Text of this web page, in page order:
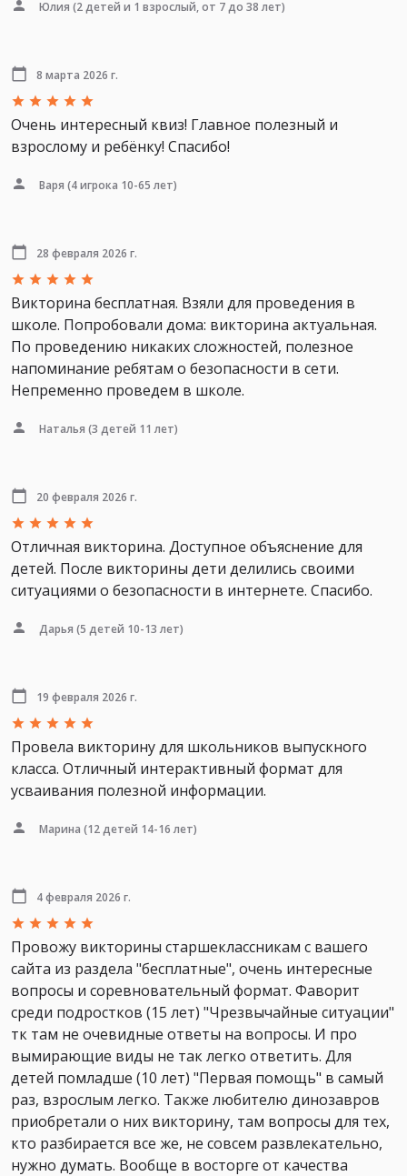
Юлия (2 детей и 1 взрослый, от 7 до 38 лет)
8 марта 2026 г.
Очень интересный квиз! Главное полезный и
взрослому и ребёнку! Спасибо!
Варя (4 игрока 10-65 лет)
28 февраля 2026 г.
Викторина бесплатная. Взяли для проведения в
школе. Попробовали дома: викторина актуальная.
По проведению никаких сложностей, полезное
напоминание ребятам о безопасности в сети.
Непременно проведем в школе.
Наталья (3 детей 11 лет)
20 февраля 2026 г.
Отличная викторина. Доступное объяснение для
детей. После викторины дети делились своими
ситуациями о безопасности в интернете. Спасибо.
Дарья (5 детей 10-13 лет)
19 февраля 2026 г.
Провела викторину для школьников выпускного
класса. Отличный интерактивный формат для
усваивания полезной информации.
Марина (12 детей 14-16 лет)
4 февраля 2026 г.
Провожу викторины старшеклассникам с вашего
сайта из раздела "бесплатные", очень интересные
вопросы и соревновательный формат. Фаворит
среди подростков (15 лет) "Чрезвычайные ситуации"
тк там не очевидные ответы на вопросы. И про
вымирающие виды не так легко ответить. Для
детей помладше (10 лет) "Первая помощь" в самый
раз, взрослым легко. Также любителю динозавров
приобретали о них викторину, там вопросы для тех,
кто разбирается все же, не совсем развлекательно,
нужно думать. Вообще в восторге от качества